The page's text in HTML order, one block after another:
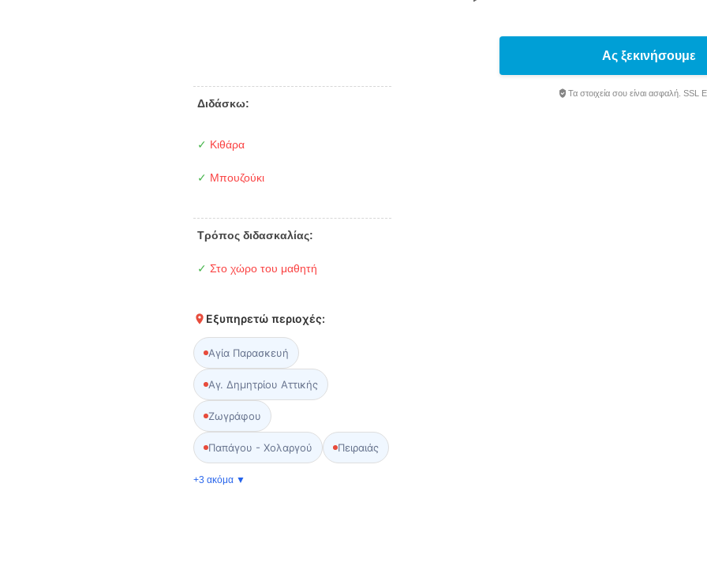
Διδάσκω:
✓ Κιθάρα
✓ Μπουζούκι
Τρόπος διδασκαλίας:
✓ Στο χώρο του μαθητή
Εξυπηρετώ περιοχές:
Αγία Παρασκευή
Αγ. Δημητρίου Αττικής
Ζωγράφου
Παπάγου - Χολαργού Πειραιάς
+3 ακόμα ▼
Ας ξεκινήσουμε
Τα στοιχεία σου είναι ασφαλή. SSL